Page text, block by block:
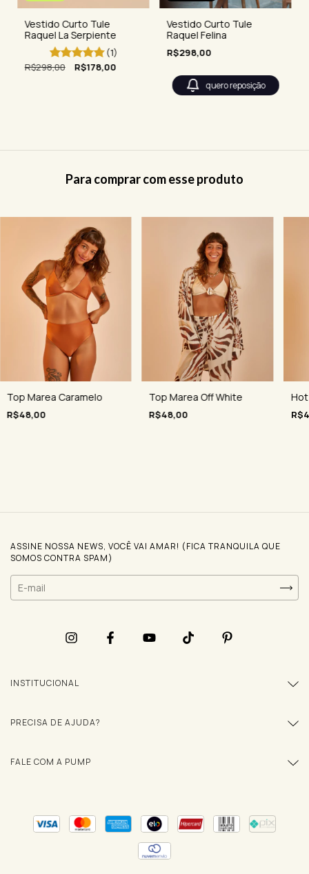
Vestido Curto Tule
Raquel La Serpiente
(1)
R$298,00
R$178,00
Vestido Curto Tule
Raquel Felina
R$298,00
quero reposição
Para comprar com esse produto
Top Marea Caramelo
R$48,00
Top Marea Off White
R$48,00
ASSINE NOSSA NEWS, VOCÊ VAI AMAR! (FICA TRANQUILA QUE
SOMOS CONTRA SPAM)
INSTITUCIONAL
PRECISA DE AJUDA?
FALE COM A PUMP